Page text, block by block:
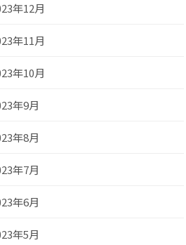
年12月
年11月
年10月
年9月
年8月
年7月
年6月
年5月